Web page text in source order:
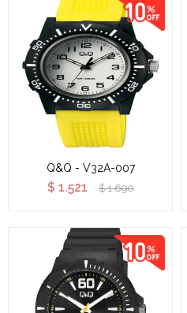
Q&Q - V32A-007
$ 1.521 $ 1.690